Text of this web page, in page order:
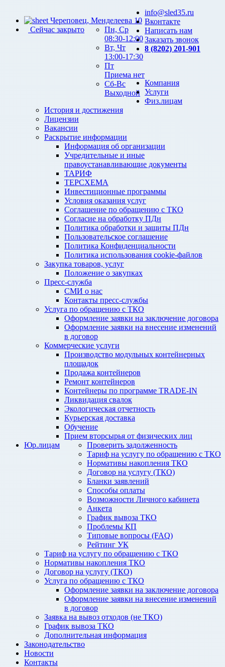
Череповец, Менделеева 10
Сейчас закрыто
Пн, Ср
08:30-12:00
Вт, Чт
13:00-17:30
Пт
Приема нет
Сб-Вс
Выходной
info@sled35.ru
Вконтакте
Написать нам
Заказать звонок
8 (8202) 201-901
Компания
История и достижения
Лицензии
Вакансии
Раскрытие информации
Информация об организации
Учредительные и иные
правоустанавливающие документы
ТАРИФ
ТЕРСХЕМА
Инвестиционные программы
Условия оказания услуг
Соглашение по обращению с ТКО
Согласие на обработку ПДн
Политика обработки и защиты ПДн
Пользовательское соглашение
Политика Конфиденциальности
Политика использования cookie-файлов
Закупка товаров, услуг
Положение о закупках
Пресс-служба
СМИ о нас
Контакты пресс-службы
Услуги
Услуга по обращению с ТКО
Оформление заявки на заключение договора
Оформление заявки на внесение изменений
в договор
Коммерческие услуги
Производство модульных контейнерных
площадок
Продажа контейнеров
Ремонт контейнеров
Контейнеры по программе TRADE-IN
Ликвидация свалок
Экологическая отчетность
Курьерская доставка
Обучение
Прием вторсырья от физических лиц
Физ.лицам
Проверить задолженность
Тариф на услугу по обращению с ТКО
Нормативы накопления ТКО
Договор на услугу (ТКО)
Бланки заявлений
Способы оплаты
Возможности Личного кабинета
Анкета
График вывоза ТКО
Проблемы КП
Типовые вопросы (FAQ)
Рейтинг УК
Юр.лицам
Тариф на услугу по обращению с ТКО
Нормативы накопления ТКО
Договор на услугу (ТКО)
Услуга по обращению с ТКО
Оформление заявки на заключение договора
Оформление заявки на внесение изменений
в договор
Заявка на вывоз отходов (не ТКО)
График вывоза ТКО
Дополнительная информация
Законодательство
Новости
Контакты